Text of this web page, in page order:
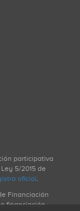
participativa
5/2015 de
oficial.
Financiación
financiación